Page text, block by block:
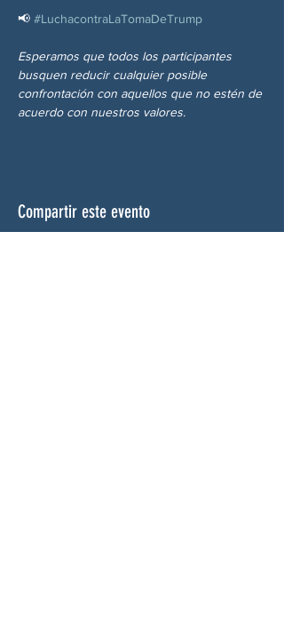
📢 #LuchacontraLaTomaDeTrump
Esperamos que todos los participantes
busquen reducir cualquier posible
confrontación con aquellos que no estén de
acuerdo con nuestros valores.
Compartir este evento